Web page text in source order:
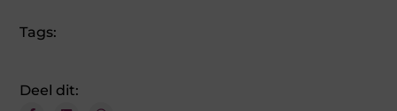
Tags:
Deel dit: